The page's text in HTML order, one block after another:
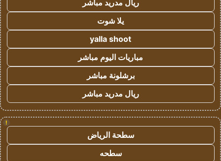
ريال مدريد مباشر
يلا شوت
yalla shoot
مباريات اليوم مباشر
برشلونة مباشر
ريال مدريد مباشر
!
سطحة الرياض
سطحه